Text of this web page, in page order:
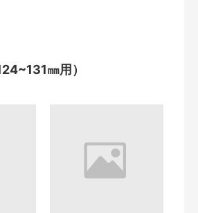
㎜用）